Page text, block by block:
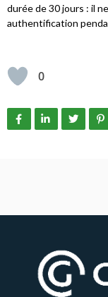
durée de 30 jours : il
authentification
0